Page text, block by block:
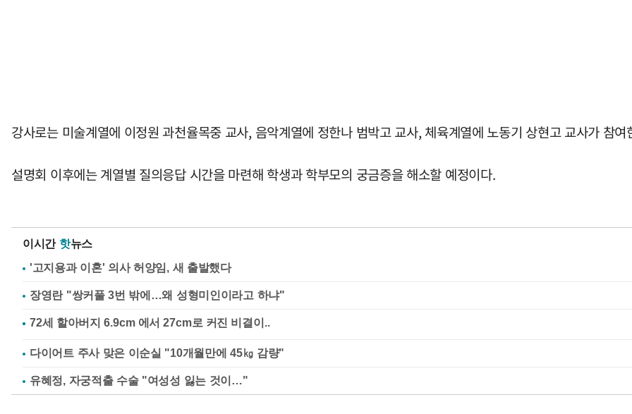
강사로는 미술계열에 이정원 과천율목중 교사, 음악계열에 정한나 범박고 교사, 체육계열에 노동기 상현고 교사가 참여
설명회 이후에는 계열별 질의응답 시간을 마련해 학생과 학부모의 궁금증을 해소할 예정이다.
이시간 핫뉴스
'고지용과 이혼' 의사 허양임, 새 출발했다
장영란 "쌍커풀 3번 밖에…왜 성형미인이라고 하냐"
다이어트 주사 맞은 이순실 "10개월만에 45㎏ 감량"
유혜정, 자궁적출 수술 "여성성 잃는 것이…"